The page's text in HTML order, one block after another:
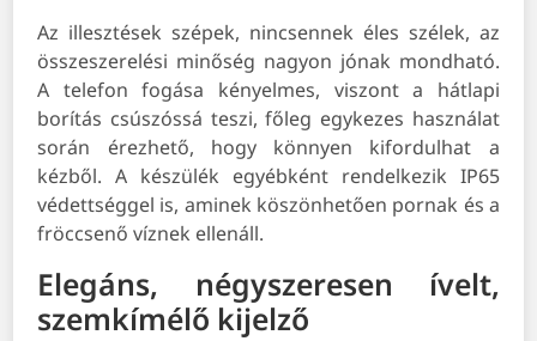
Az illesztések szépek, nincsennek éles szélek, az
összeszerelési minőség nagyon jónak mondható.
A telefon fogása kényelmes, viszont a hátlapi
borítás csúszóssá teszi, főleg egykezes használat
során érezhető, hogy könnyen kifordulhat a
kézből. A készülék egyébként rendelkezik IP65
védettséggel is, aminek köszönhetően pornak és a
fröccsenő víznek ellenáll.
Elegáns, négyszeresen ívelt,
szemkímélő kijelző